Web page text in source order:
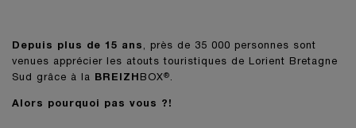
Depuis plus de 15 ans , près de 35 000 personnes sont
venues apprécier les atouts touristiques de Lorient Bretagne
Sud grâce à la BREIZH BOX®.
Alors pourquoi pas vous ?!